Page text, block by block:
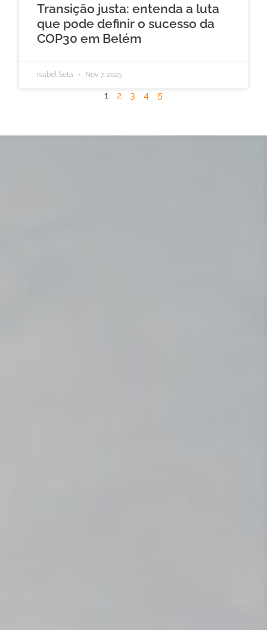
Transição justa: entenda a luta
que pode definir o sucesso da
COP30 em Belém
Isabel Seta Nov 7, 2025
1 2 3 4 5